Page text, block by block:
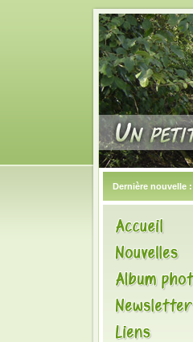
Dernière nouvelle :